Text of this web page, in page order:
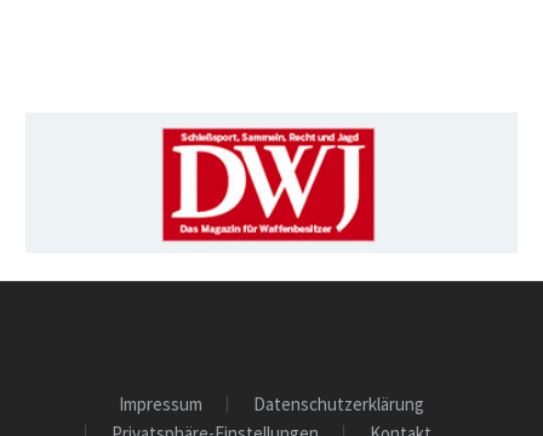
Impressum
Datenschutzerklärung